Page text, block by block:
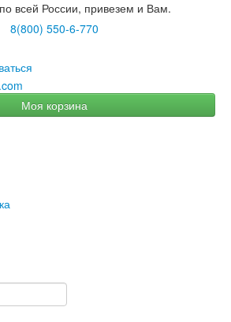
всей России, привезем и Вам.
8(800) 550-6-770
Моя корзина